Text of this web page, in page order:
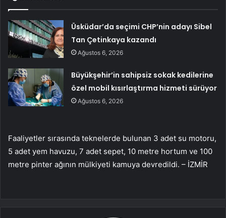
Üsküdar’da seçimi CHP’nin adayı Sibel
Tan Çetinkaya kazandı
Ağustos 6, 2026
Büyükşehir’in sahipsiz sokak kedilerine
özel mobil kısırlaştırma hizmeti sürüyor
Ağustos 6, 2026
Faaliyetler sırasında teknelerde bulunan 3 adet su motoru,
5 adet yem havuzu, 7 adet sepet, 10 metre hortum ve 100
metre pinter ağının mülkiyeti kamuya devredildi. – İZMİR